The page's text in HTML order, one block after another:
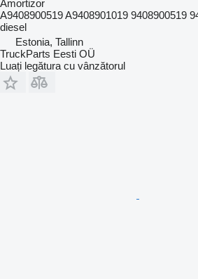
Amortizor
A9408900519 A9408901019 9408900519
diesel
Estonia, Tallinn
TruckParts Eesti OÜ
Luați legătura cu vânzătorul